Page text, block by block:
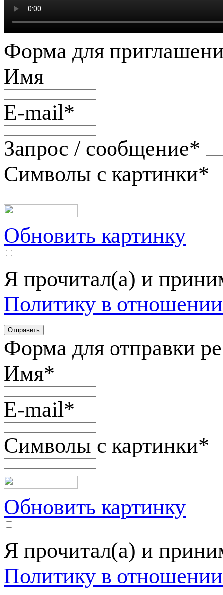
Форма для
Имя
E-mail*
Запрос / сообщение*
Символы с картинки*
Обновить картинку
Я прочитал(а) и
Политику в
Форма для отправки
Имя*
E-mail*
Символы с картинки*
Обновить картинку
Я прочитал(а) и
Политику в